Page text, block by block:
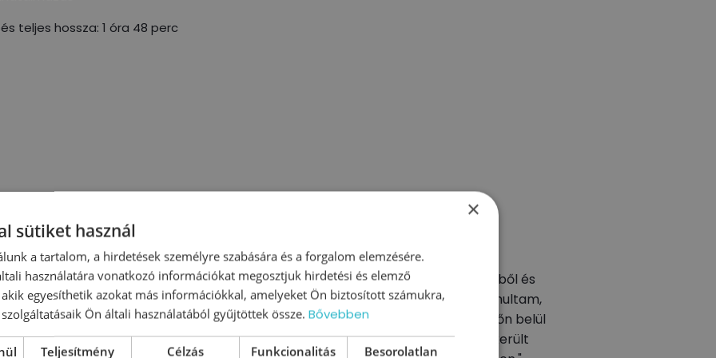
teljes hossza: 1 óra 48 perc
hiteles,
életből
amit
gyakorlatban a
"Január óta hallgatom az
előadásokat. Nagyon sokat adott
a munkámhoz amit itt tanultam.
Az Akadémia nagyon hasznos és
"Péter vezetői könyveiből és
képzéseiből is sokat tanultam,
ezzel a tudással rövid időn belül
érezhető fejlődést sikerült
×
sütiket használ
a tartalom, a hirdetések személyre szabására és a forgalom elemzésére.
használatára vonatkozó információkat megosztjuk hirdetési és elemző
egyesíthetik azokat más információkkal, amelyeket Ön biztosított számukra,
Ön általi használatából gyűjtöttek össze. Bővebben
Teljesítmény Célzás Funkcionalitás Besorolatlan